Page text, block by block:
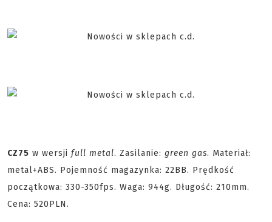
CZ75 w wersji full metal. Zasilanie: green gas. Materiał:
metal+ABS. Pojemność magazynka: 22BB. Prędkość
początkowa: 330-350fps. Waga: 944g. Długość: 210mm.
Cena: 520PLN.